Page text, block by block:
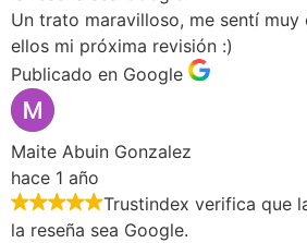
Un trato maravilloso, me sentí muy
ellos mi próxima revisión :)
Publicado en Google
Maite Abuin Gonzalez
hace 1 año
Trustindex verifica que
la reseña sea Google.